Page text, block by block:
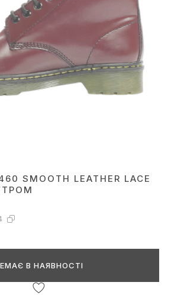
SMOOTH LEATHER LACE
В НАЯВНОСТІ